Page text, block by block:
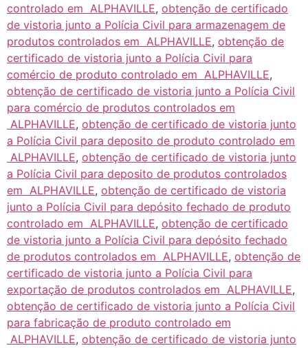
controlado em ALPHAVILLE, obtenção de certificado
de vistoria junto a Polícia Civil para armazenagem de
produtos controlados em ALPHAVILLE, obtenção de
certificado de vistoria junto a Polícia Civil para
comércio de produto controlado em ALPHAVILLE,
obtenção de certificado de vistoria junto a Polícia Civil
para comércio de produtos controlados em
ALPHAVILLE, obtenção de certificado de vistoria junto
a Polícia Civil para deposito de produto controlado em
ALPHAVILLE, obtenção de certificado de vistoria junto
a Polícia Civil para deposito de produtos controlados
em ALPHAVILLE, obtenção de certificado de vistoria
junto a Polícia Civil para depósito fechado de produto
controlado em ALPHAVILLE, obtenção de certificado
de vistoria junto a Polícia Civil para depósito fechado
de produtos controlados em ALPHAVILLE, obtenção de
certificado de vistoria junto a Polícia Civil para
exportação de produtos controlados em ALPHAVILLE,
obtenção de certificado de vistoria junto a Polícia Civil
para fabricação de produto controlado em
ALPHAVILLE, obtenção de certificado de vistoria junto